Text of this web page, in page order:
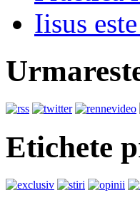
Iisus
Etichete